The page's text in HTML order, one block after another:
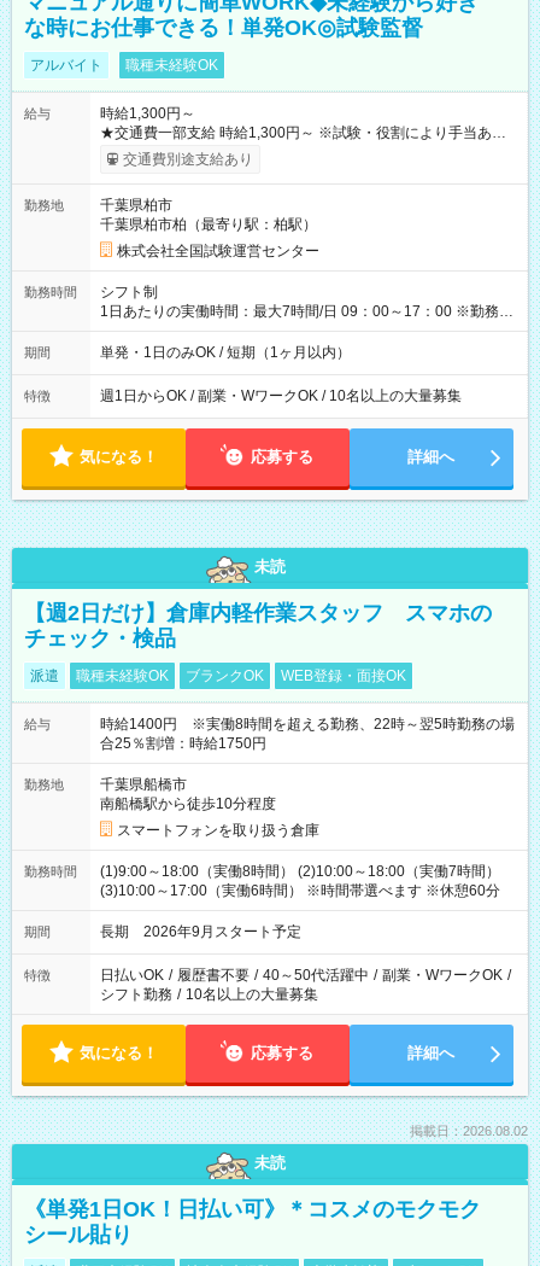
な時にお仕事できる！単発OK◎試験監督
アルバイト 職種未経験OK
給与
時給1,300円～
★交通費一部支給 時給1,300円～ ※試験・役割により手当あり
※勤務回数により昇給あり 【即給（前払い）オプションあ
り！】 希望される場合、勤務から1週間ほどで給与の一部を受け
例】 ・河合塾模擬試験 8:30～17:30（休憩1時間） 時給1,300円
×8時間＝日収10,400円＋交通費 ※当日の役割により時給＋100
円の場合あり ・国家試験 7:00～13:30（休憩なし） 時給1,300
円（役割手当＋100円）×6時間＝日収8,400円＋交通費 【試用期
間】試用期間なし
交通費別途支給あり
勤務地
千葉県柏市
千葉県柏市柏（最寄り駅：柏駅）
株式会社全国試験運営センター
勤務時間
シフト制
1日あたりの実働時間：最大7時間/日 09：00～17：00 ※勤務時
間は 試験により異なります。
期間 単発・1日のみOK / 短期（1ヶ月以内）
特徴 週1日からOK / 副業・WワークOK / 10名以上の大量募集
気になる！ 応募する 詳細へ
未読
【週2日だけ】倉庫内軽作業スタッフ スマホの
チェック・検品
派遣 職種未経験OK ブランクOK WEB登録・面接OK
給与
時給1400円 ※実働8時間を超える勤務、22時～翌5時勤務の場
合25％割増：時給1750円
勤務地
千葉県船橋市
南船橋駅から徒歩10分程度
スマートフォンを取り扱う倉庫
勤務時間
(1)9:00～18:00（実働8時間） (2)10:00～18:00（実働7時間）
(3)10:00～17:00（実働6時間） ※時間帯選べます ※休憩60分
期間 長期 2026年9月スタート予定
特徴 日払いOK / 履歴書不要 / 40～50代活躍中 / 副業・WワークOK /
シフト勤務 / 10名以上の大量募集
気になる！ 応募する 詳細へ
掲載日：2026.08.02
未読
《単発1日OK！日払い可》＊コスメのモクモク
シール貼り